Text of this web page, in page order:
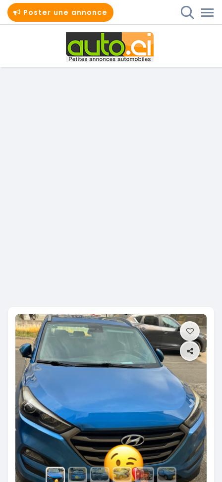
Poster une annonce
Previous Next